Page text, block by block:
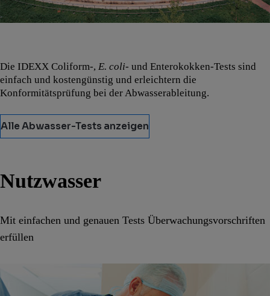
Die IDEXX Coliform-, E. coli- und Enterokokken-Tests sind
einfach und kostengünstig und erleichtern die
Konformitätsprüfung bei der Abwasserableitung.
Alle Abwasser-Tests anzeigen
Nutzwasser
Mit einfachen und genauen Tests Überwachungsvorschriften
erfüllen